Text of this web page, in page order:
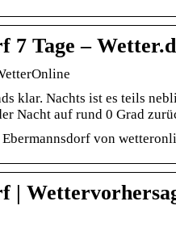
7 Tage –
klar. Nachts ist es teils
Nacht auf rund 0 Grad
von
|